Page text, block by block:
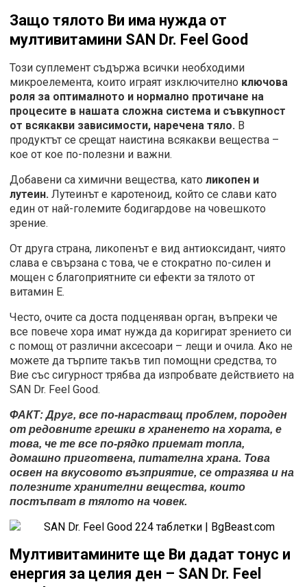
Защо тялото Ви има нужда от
мултивитамини SAN Dr. Feel Good
Този суплемент съдържа всички необходими
микроелемента, които играят изключително ключова
роля за оптималното и нормално протичане на
процесите в нашата сложна система и съвкупност
от всякакви зависимости, наречена тяло. В
продуктът се срещат наистина всякакви вещества –
кое от кое по-полезни и важни.
Добавени са химични вещества, католикопен и
лутеин. Лутеинът е каротеноид, който се слави като
един от най-големите бодигардове на човешкото
зрение.
От друга страна, ликопенът е вид антиоксидант, чиято
слава е свързана с това, че е стократно по-силен и
мощен с благоприятните си ефекти за тялото от
витамин Е.
Често, очите са доста подценяван орган, въпреки че
все повече хора имат нужда да коригират зрението си
с помощ от различни аксесоари – лещи и очила. Ако не
можете да търпите такъв тип помощни средства, то
Вие със сигурност трябва да изпробвате действието на
SAN Dr. Feel Good.
ФАКТ: Друг, все по-нарастващ проблем, породен
от редовните грешки в храненето на хората, е
това, че те все по-рядко приемат топла,
домашно приготвена, питателна храна. Това
освен на вкусовото възприятие, се отразява и на
полезните хранителни вещества, които
постъпват в тялото на човек.
Мултивитамините ще Ви дадат тонус и
енергия за целия ден – SAN Dr. Feel